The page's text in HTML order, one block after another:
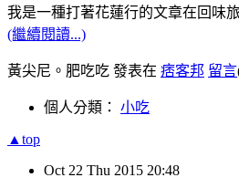
我是一種打著花蓮行的文章在回味
(繼續閱讀...)
黃尖尼。肥吃吃 發表在 痞客邦 留言
個人分類： 小吃
▲top
Oct 22 Thu 2015 20:48